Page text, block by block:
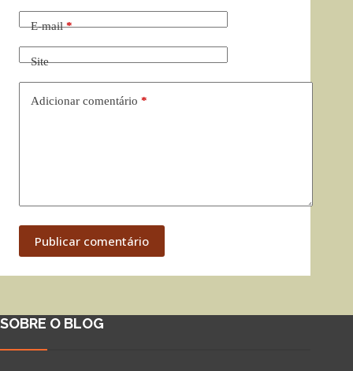
E-mail*
Site
Adicionar comentário *
Publicar comentário
SOBRE O BLOG